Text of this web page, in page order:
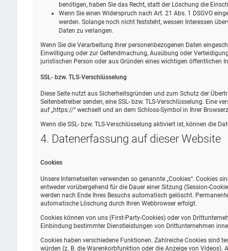
benötigen, haben Sie das Recht, statt der Löschung die
Wenn Sie einen Widerspruch nach Art. 21 Abs. 1 DSGVO
werden. Solange noch nicht feststeht, wessen Interessen
Daten zu verlangen.
Wenn Sie die Verarbeitung Ihrer personenbezogenen Daten
Einwilligung oder zur Geltendmachung, Ausübung oder
juristischen Person oder aus Gründen eines wichtigen öffentlichen
SSL- bzw. TLS-Verschlüsselung
Diese Seite nutzt aus Sicherheitsgründen und zum Schutz der
Seitenbetreiber senden, eine SSL- bzw. TLS-Verschlüsselung. Eine
auf „https://“ wechselt und an dem Schloss-Symbol in Ihrer
Wenn die SSL- bzw. TLS-Verschlüsselung aktiviert ist, können die
4. Datenerfassung auf dieser Website
Cookies
Unsere Internetseiten verwenden so genannte „Cookies“. Cookies
entweder vorübergehend für die Dauer einer Sitzung (Session-
werden nach Ende Ihres Besuchs automatisch gelöscht.
automatische Löschung durch Ihren Webbrowser erfolgt.
Cookies können von uns (First-Party-Cookies) oder von
Einbindung bestimmter Dienstleistungen von Drittunternehmen
Cookies haben verschiedene Funktionen. Zahlreiche Cookies sind
würden (z. B. die Warenkorbfunktion oder die Anzeige von Videos).